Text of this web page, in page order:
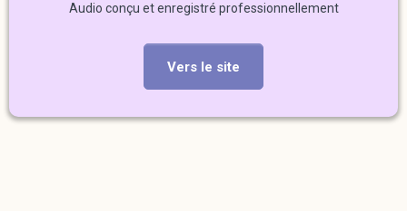
Audio conçu et enregistré professionnellement
Vers le site